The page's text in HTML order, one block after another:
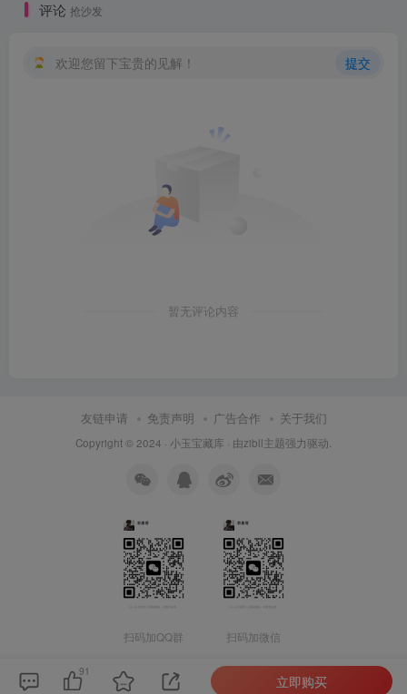
评论 抢沙发
欢迎您留下宝贵的见解！ 提交
暂无评论内容
友链申请 免责声明 广告合作 关于我们
Copyright © 2024 · 小玉宝藏库 · 由zibll主题强力驱动.
扫码加QQ群 扫码加微信
91
立即购买